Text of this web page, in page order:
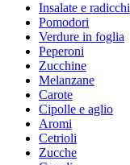
Insalate e radicchi
Pomodori
Verdure in foglia
Peperoni
Zucchine
Melanzane
Carote
Cipolle e aglio
Aromi
Cetrioli
Zucche